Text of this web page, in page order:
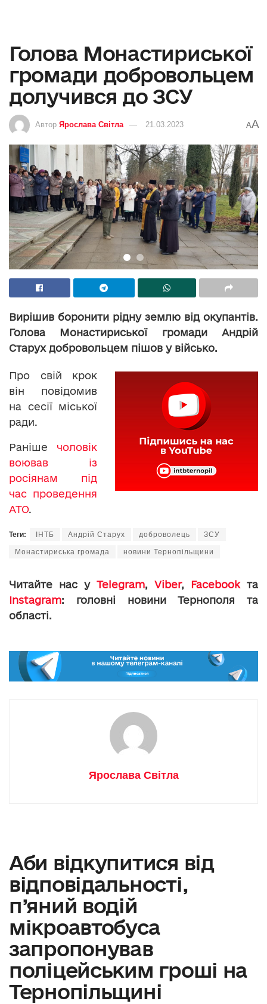
Голова Монастириської
громади добровольцем
долучився до ЗСУ
Автор Ярослава Світла 21.03.2023 AA
Вирішив боронити рідну землю від окупантів.
Голова Монастириської громади Андрій
Старух добровольцем пішов у військо.
Про свій крок
він повідомив
на сесії міської
ради.
Раніше чоловік
воював із
росіянам під
час проведення
АТО.
Теги: ІНТБ Андрій Старух доброволець ЗСУ
Монастириська громада новини Тернопільщини
Читайте нас у Telegram, Viber, Facebookта
Instagram: головні новини Тернополя та
області.
Ярослава Світла
Аби відкупитися від
відповідальності,
п’яний водій
мікроавтобуса
запропонував
поліцейським гроші на
Тернопільщині